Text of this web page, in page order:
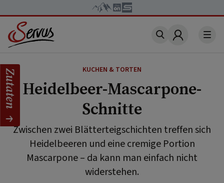
Account
KUCHEN & TORTEN
Heidelbeer-Mascarpone-
Schnitte
Zwischen zwei Blätterteigschichten treffen sich
Heidelbeeren und eine cremige Portion
Mascarpone – da kann man einfach nicht
widerstehen.
Zutaten